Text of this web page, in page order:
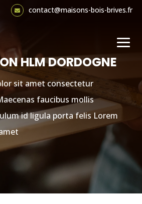
 contact@maisons-bois-brives.fr
HLM DORDOGNE
sit amet consectetur
faucibus mollis
id ligula porta felis Lorem